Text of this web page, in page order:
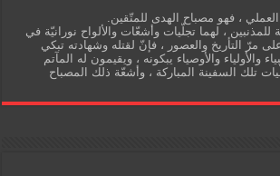
، فهو مصباح الهدى للمتّقين.
للمذنبين ، لهما تجلّيات وأشعّات والألواح نورانيّة في
مرّ التأريخ والعصور ، فإنّ لقتله وشهادته تبكي
والأولياء والأوصياء يبكونه ، ويقيمون له المآتم
تلك السفينة المباركة ، وأشعّة ذلك المصباح